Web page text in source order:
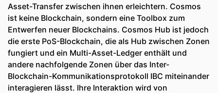
Asset-Transfer zwischen ihnen erleichtern. Cosmos
ist keine Blockchain, sondern eine Toolbox zum
Entwerfen neuer Blockchains. Cosmos Hub ist jedoch
die erste PoS-Blockchain, die als Hub zwischen Zonen
fungiert und ein Multi-Asset-Ledger enthält und
andere nachfolgende Zonen über das Inter-
Blockchain-Kommunikationsprotokoll IBC miteinander
interagieren lässt. Ihre Interaktion wird von